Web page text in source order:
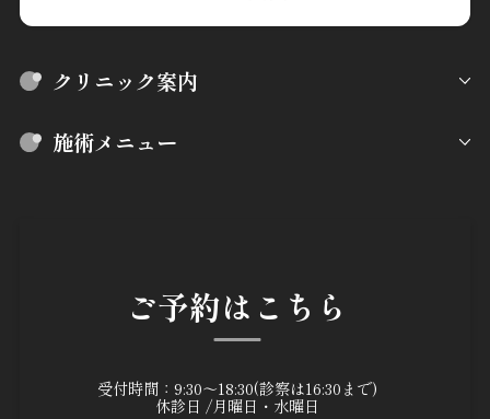
クリニック案内
施術メニュー
ご予約はこちら
受付時間：9:30～18:30(診察は16:30まで)
休診日 /月曜日・水曜日